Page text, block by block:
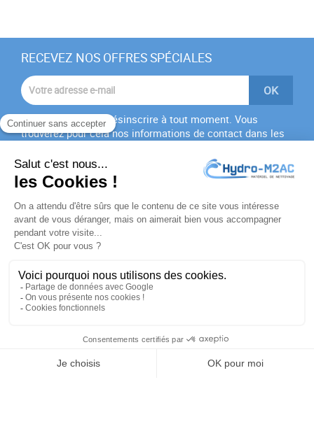
RECEVEZ NOS OFFRES SPÉCIALES
Vous pouvez vous désinscrire à tout moment. Vous
trouverez pour cela nos informations de contact dans les
J'accepte lesconditions générales
politique de
confidentialité
PRODUITS
NOTRE SOCIÉTÉ
VOTRE COMPTE